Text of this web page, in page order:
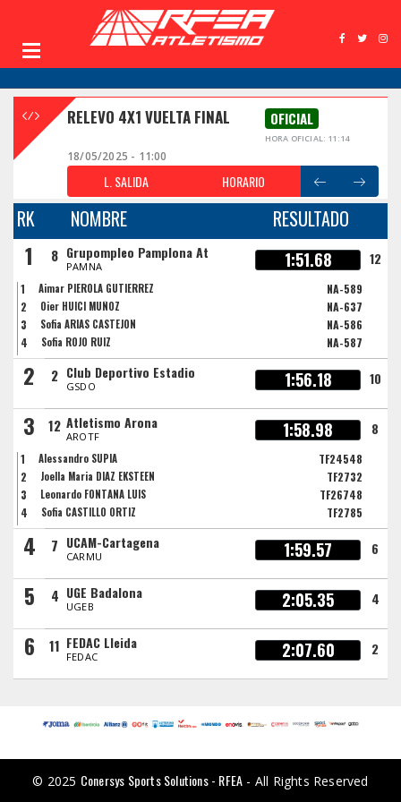
RELEVO 4X1 VUELTA FINAL OFICIAL
HORA OFICIAL: 11:14
18/05/2025 - 11:00
L. SALIDA HORARIO
RK NOMBRE RESULTADO
1 8 Grupompleo Pamplona At
PAMNA 1:51.68 12
1 Aimar PIEROLA GUTIERREZ
NA-589
2
Oier HUICI MUÑOZ
NA-637
3
Sofia ARIAS CASTEJON
NA-586
4
Sofia ROJO RUIZ NA-587
2 2 Club Deportivo Estadio
GSDO 1:56.18 10
3 12 Atletismo Arona
AROTF 1:58.98 8
1 Alessandro SUPIA
TF24548
2
Joella Maria DIAZ EKSTEEN
TF2732
3
Leonardo FONTANA LUIS
TF26748
4
Sofia CASTILLO ORTIZ TF2785
4 7 UCAM-Cartagena
CARMU 1:59.57 6
5 4 UGE Badalona
UGEB 2:05.35 4
6 11 FEDAC Lleida
FEDAC 2:07.60 2
© 2025 Conersys Sports Solutions - RFEA - All Rights Reserved